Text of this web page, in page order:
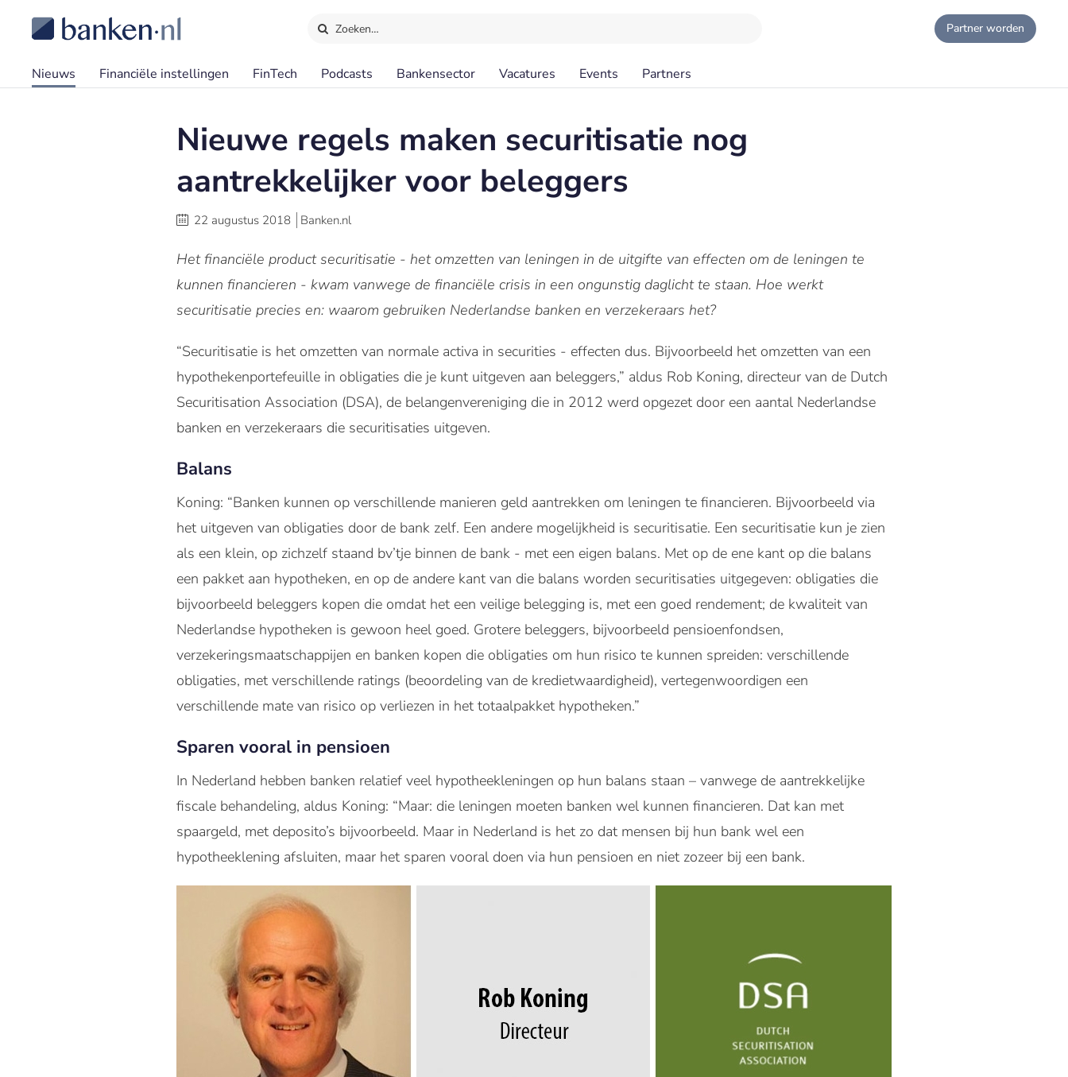
Zoeken… Partner worden
Nieuws Financiële instellingen FinTech Podcasts Bankensector Vacatures Events Partners
Nieuwe regels maken securitisatie nog
aantrekkelijker voor beleggers
22 augustus 2018 Banken.nl
Het financiële product securitisatie - het omzetten van leningen in de uitgifte van effecten om de leningen te
kunnen financieren - kwam vanwege de financiële crisis in een ongunstig daglicht te staan. Hoe werkt
securitisatie precies en: waarom gebruiken Nederlandse banken en verzekeraars het?
“Securitisatie is het omzetten van normale activa in securities - effecten dus. Bijvoorbeeld het omzetten van een
hypothekenportefeuille in obligaties die je kunt uitgeven aan beleggers,” aldus Rob Koning, directeur van de Dutch
Securitisation Association (DSA), de belangenvereniging die in 2012 werd opgezet door een aantal Nederlandse
banken en verzekeraars die securitisaties uitgeven.
Balans
Koning: “Banken kunnen op verschillende manieren geld aantrekken om leningen te financieren. Bijvoorbeeld via
het uitgeven van obligaties door de bank zelf. Een andere mogelijkheid is securitisatie. Een securitisatie kun je zien
als een klein, op zichzelf staand bv’tje binnen de bank - met een eigen balans. Met op de ene kant op die balans
een pakket aan hypotheken, en op de andere kant van die balans worden securitisaties uitgegeven: obligaties die
bijvoorbeeld beleggers kopen die omdat het een veilige belegging is, met een goed rendement; de kwaliteit van
Nederlandse hypotheken is gewoon heel goed. Grotere beleggers, bijvoorbeeld pensioenfondsen,
verzekeringsmaatschappijen en banken kopen die obligaties om hun risico te kunnen spreiden: verschillende
obligaties, met verschillende ratings (beoordeling van de kredietwaardigheid), vertegenwoordigen een
verschillende mate van risico op verliezen in het totaalpakket hypotheken.”
Sparen vooral in pensioen
In Nederland hebben banken relatief veel hypotheekleningen op hun balans staan – vanwege de aantrekkelijke
fiscale behandeling, aldus Koning: “Maar: die leningen moeten banken wel kunnen financieren. Dat kan met
spaargeld, met deposito’s bijvoorbeeld. Maar in Nederland is het zo dat mensen bij hun bank wel een
hypotheeklening afsluiten, maar het sparen vooral doen via hun pensioen en niet zozeer bij een bank.